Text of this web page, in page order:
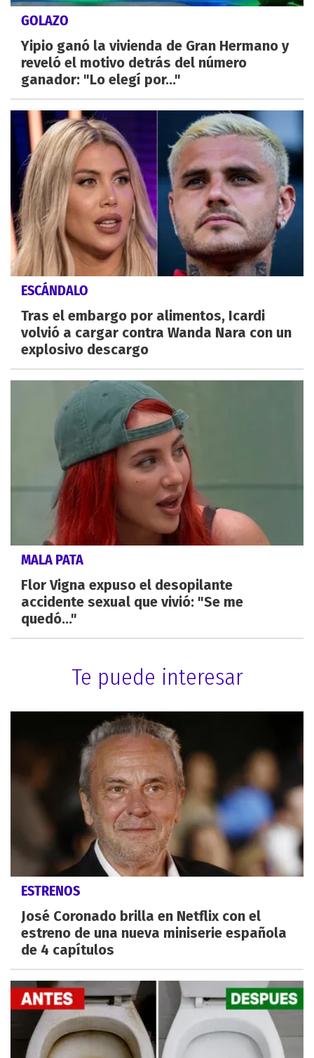
GOLAZO
Yipio ganó la vivienda de Gran Hermano y
reveló el motivo detrás del número
ganador: "Lo elegí por..."
ESCÁNDALO
Tras el embargo por alimentos, Icardi
volvió a cargar contra Wanda Nara con un
explosivo descargo
MALA PATA
Flor Vigna expuso el desopilante
accidente sexual que vivió: "Se me
quedó..."
Te puede interesar
ESTRENOS
José Coronado brilla en Netflix con el
estreno de una nueva miniserie española
de 4 capítulos